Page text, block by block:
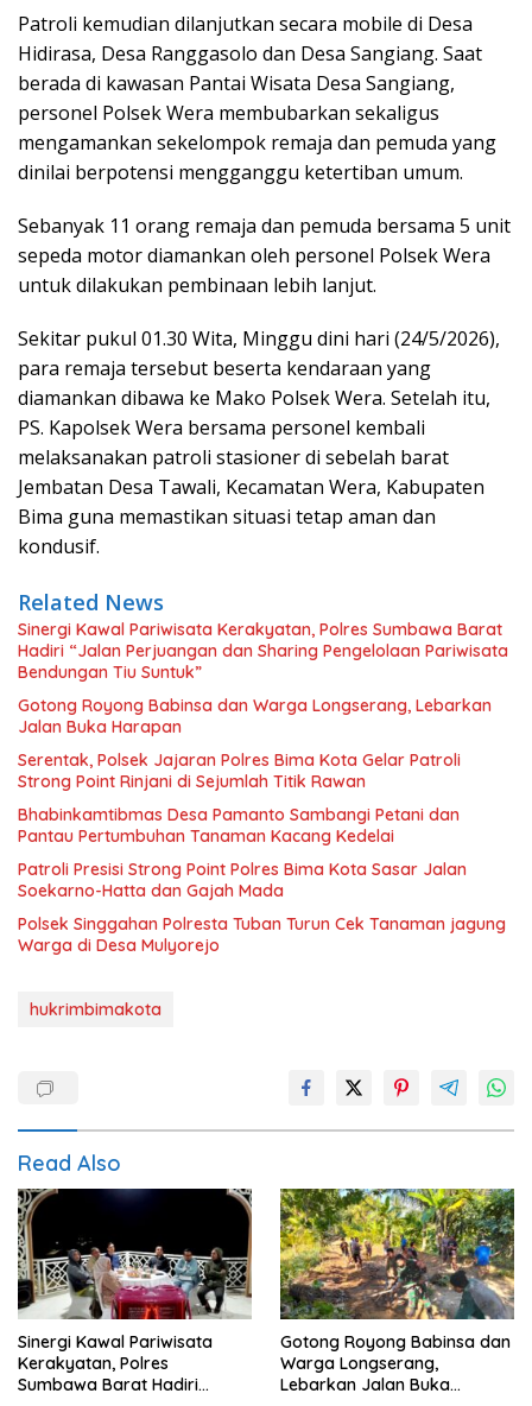
Patroli kemudian dilanjutkan secara mobile di Desa
Hidirasa, Desa Ranggasolo dan Desa Sangiang. Saat
berada di kawasan Pantai Wisata Desa Sangiang,
personel Polsek Wera membubarkan sekaligus
mengamankan sekelompok remaja dan pemuda yang
dinilai berpotensi mengganggu ketertiban umum.
Sebanyak 11 orang remaja dan pemuda bersama 5 unit
sepeda motor diamankan oleh personel Polsek Wera
untuk dilakukan pembinaan lebih lanjut.
Sekitar pukul 01.30 Wita, Minggu dini hari (24/5/2026),
para remaja tersebut beserta kendaraan yang
diamankan dibawa ke Mako Polsek Wera. Setelah itu,
PS. Kapolsek Wera bersama personel kembali
melaksanakan patroli stasioner di sebelah barat
Jembatan Desa Tawali, Kecamatan Wera, Kabupaten
Bima guna memastikan situasi tetap aman dan
kondusif.
Related News
Sinergi Kawal Pariwisata Kerakyatan, Polres Sumbawa Barat
Hadiri “Jalan Perjuangan dan Sharing Pengelolaan Pariwisata
Bendungan Tiu Suntuk”
Gotong Royong Babinsa dan Warga Longserang, Lebarkan
Jalan Buka Harapan
Serentak, Polsek Jajaran Polres Bima Kota Gelar Patroli
Strong Point Rinjani di Sejumlah Titik Rawan
Bhabinkamtibmas Desa Pamanto Sambangi Petani dan
Pantau Pertumbuhan Tanaman Kacang Kedelai
Patroli Presisi Strong Point Polres Bima Kota Sasar Jalan
Soekarno-Hatta dan Gajah Mada
Polsek Singgahan Polresta Tuban Turun Cek Tanaman jagung
Warga di Desa Mulyorejo
hukrimbimakota
Read Also
Sinergi Kawal Pariwisata
Kerakyatan, Polres
Sumbawa Barat Hadiri
Gotong Royong Babinsa dan
Warga Longserang,
Lebarkan Jalan Buka